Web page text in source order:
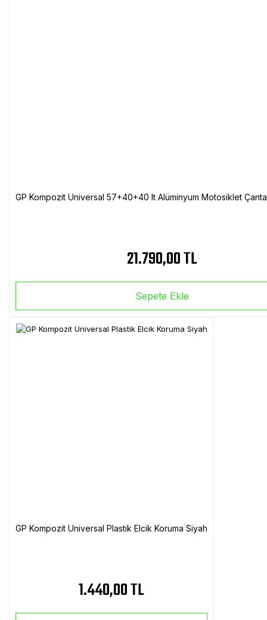
GP Kompozit Universal 57+40+40 lt Alüminyum Motosiklet
21.790,00 TL
Sepete Ekle
GP Kompozit Universal Plastik Elcik Koruma Siyah
1.440,00 TL